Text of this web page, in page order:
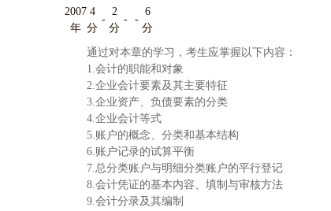
2007
年
4
分
-
2
分
- -
6
分
通过对本章的学习，考生应掌握以下内容：
1.会计的职能和对象
2.企业会计要素及其主要特征
3.企业资产、负债要素的分类
4.企业会计等式
5.账户的概念、分类和基本结构
6.账户记录的试算平衡
7.总分类账户与明细分类账户的平行登记
8.会计凭证的基本内容、填制与审核方法
9.会计分录及其编制